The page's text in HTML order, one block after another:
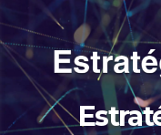
to
content